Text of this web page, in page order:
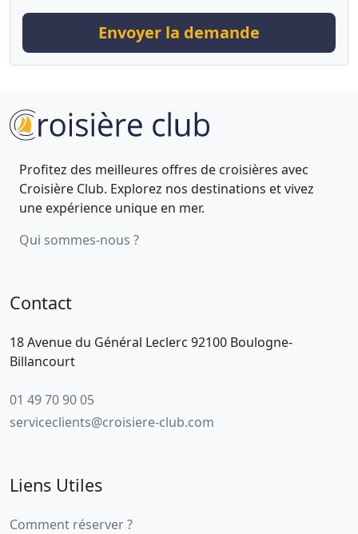
Envoyer la demande
Profitez des meilleures offres de croisières avec
Croisière Club. Explorez nos destinations et vivez
une expérience unique en mer.
Qui sommes-nous ?
Contact
18 Avenue du Général Leclerc 92100 Boulogne-
Billancourt
01 49 70 90 05
serviceclients@croisiere-club.com
Liens Utiles
Comment réserver ?